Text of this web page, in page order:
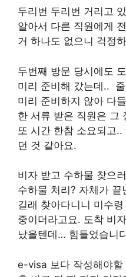
두리번 두리번 거리고
알아서 다른 직원에게
거 하나도 없으니 걱정
두번째 방문 당시에도
미리 준비해 갔는데..
미리 준비하지 않아 다
한 서류 받은 직원은 그
또 시간 한참 소요되고
던 것 같아요.
비자 받고 수하물 찾으
수하물 처리? 자체가
길래 찾아다니니 미수
중이더라고요. 도착 비
났을텐데… 힘들었습니
e-visa 보다 작성해야할